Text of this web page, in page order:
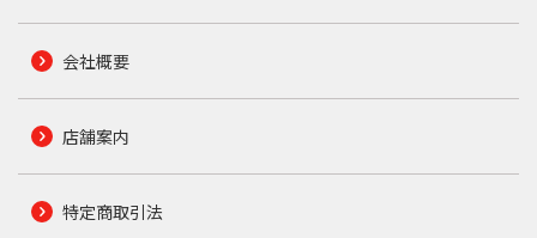
会社概要
店舗案内
特定商取引法